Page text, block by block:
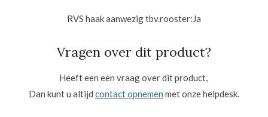
RVS haak aanwezig tbv.rooster:Ja
Vragen over dit product?
Heeft een een vraag over dit product,
Dan kunt u altijd contact opnemen met onze helpdesk.